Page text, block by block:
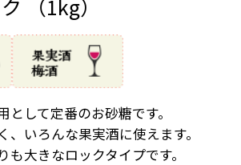
（1kg）
として定番のお砂糖です。
、いろんな果実酒に使えます。
も大きなロックタイプです。